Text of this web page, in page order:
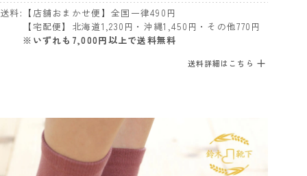
送料
【店舗おまかせ便】全国一律490円
【宅配便】北海道1,230円・沖縄1,450円・その他770円
※いずれも7,000円以上で送料無料
送料詳細はこちら